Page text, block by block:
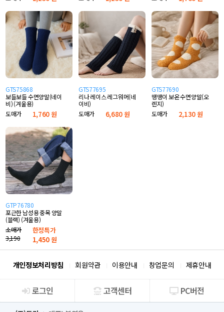
GTS75868
보들보들 수면양말(네이
비) (겨울용)
도매가
1,760 원
GTS77695
리나 레이스 레그워머(네
이비)
도매가
6,680 원
GTS77690
땡땡이 보온 수면양말(오
렌지)
도매가
2,130 원
GTP76780
포근한 남성용 중목 양말
(블랙) (겨울용)
소매가
3,190
한정특가
1,450원
개인정보처리방침 회원약관 이용안내 창업문의 제휴안내
회사소개
로그인 고객센터 PC버전